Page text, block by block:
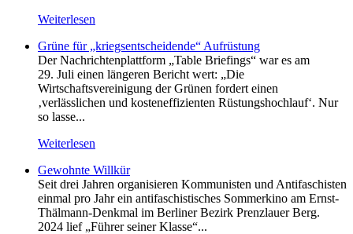
Weiterlesen
Grüne für „kriegsentscheidende“ Aufrüstung
Der Nachrichtenplattform „Table Briefings“ war es am
29. Juli einen längeren Bericht wert: „Die
Wirtschaftsvereinigung der Grünen fordert einen
‚verlässlichen und kosteneffizienten Rüstungshochlauf‘. Nur
so lasse...
Weiterlesen
Gewohnte Willkür
Seit drei Jahren organisieren Kommunisten und Antifaschisten
einmal pro Jahr ein antifaschistisches Sommerkino am Ernst-
Thälmann-Denkmal im Berliner Bezirk Prenzlauer Berg.
2024 lief „Führer seiner Klasse“...